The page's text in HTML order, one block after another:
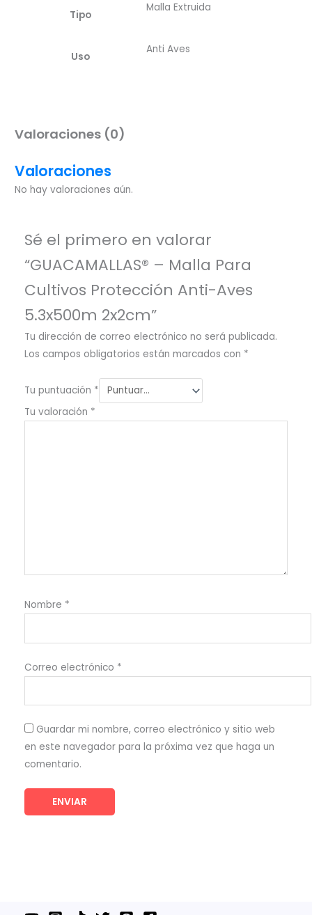
Tipo
Malla Extruida
Uso
Anti Aves
Valoraciones (0)
Valoraciones
No hay valoraciones aún.
Sé el primero en valorar
“GUACAMALLAS® – Malla Para
Cultivos Protección Anti-Aves
5.3x500m 2x2cm”
Tu dirección de correo electrónico no será publicada.
Los campos obligatorios están marcados con *
Tu puntuación *
Tu valoración *
Nombre *
Correo electrónico *
Guardar mi nombre, correo electrónico y sitio web
en este navegador para la próxima vez que haga un
comentario.